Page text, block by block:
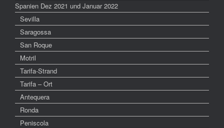
Spanien Dez 2021 und Januar 2022
Sevilla
Saragossa
San Roque
Motril
Tarifa-Strand
Tarifa – Ort
Antequera
Ronda
Peniscola